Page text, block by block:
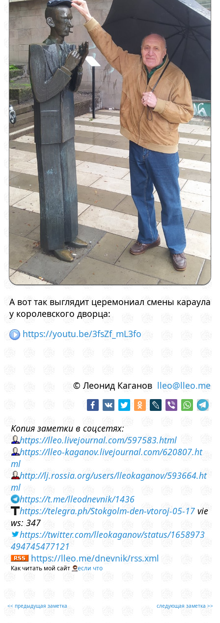
А вот так выглядит церемониал смены караула
у королевского дворца:
https://youtu.be/3fsZf_mL3fo
© Леонид Каганов lleo@lleo.me
Копия заметки в соцсетях:
https://lleo.livejournal.com/597583.html
https://lleo-kaganov.livejournal.com/620807.ht
ml
http://lj.rossia.org/users/lleokaganov/593664.ht
ml
https://t.me/lleodnevnik/1436
https://telegra.ph/Stokgolm-den-vtoroj-05-17 vie
ws: 347
https://twitter.com/lleokaganov/status/1658973
494745477121
https://lleo.me/dnevnik/rss.xml
Как читать мой сайт если что
<< предыдущая заметка следующая заметка >>